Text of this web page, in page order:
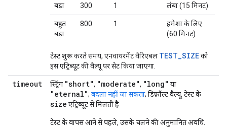
बड़ा 300 1 लंबा (15 मिनट)
बहुत
बड़ा
800 1
हमेशा के लिए
(60 मिनट)
टेस्ट शुरू करते समय, एनवायरमेंट वैरिएबल TEST_SIZEको
इस एट्रिब्यूट की वैल्यू पर सेट किया जाएगा.
timeout स्ट्रिंग "short", "moderate", "long" या
"eternal"; बदला नहीं जा सकता; डिफ़ॉल्ट वैल्यू, टेस्ट के
size एट्रिब्यूट से मिलती है
टेस्ट के वापस आने से पहले, उसके चलने की अनुमानित अवधि.